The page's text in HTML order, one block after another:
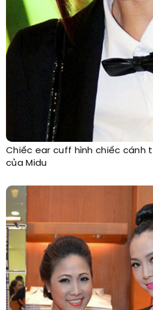
Chiếc ear cuff hình chiếc cánh
của Midu